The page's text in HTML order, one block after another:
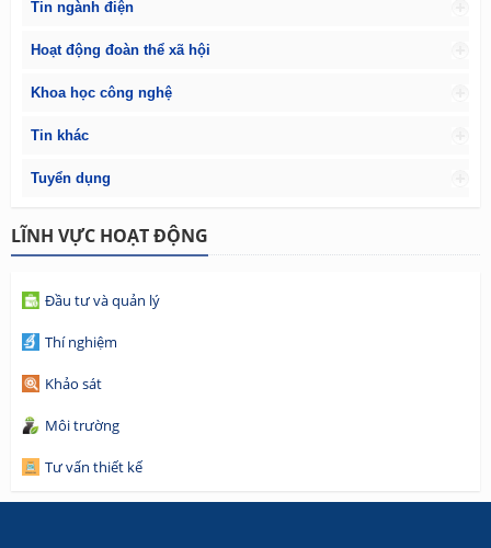
Tin ngành điện
Hoạt động đoàn thể xã hội
Khoa học công nghệ
Tin khác
Tuyển dụng
LĨNH VỰC HOẠT ĐỘNG
Đầu tư và quản lý
Thí nghiệm
Khảo sát
Môi trường
Tư vấn thiết kế